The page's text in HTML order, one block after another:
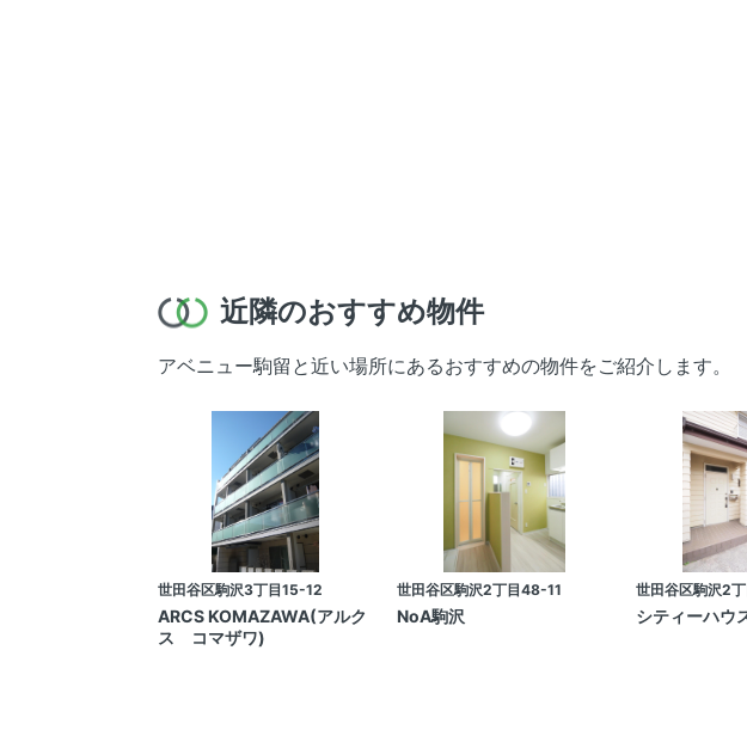
近隣のおすすめ物件
アベニュー駒留と近い場所にあるおすすめの物件をご紹介します。
世田谷区駒沢3丁目15-12
ARCS KOMAZAWA(アルク
ス コマザワ)
世田谷区駒沢2丁目48-11
NoA駒沢
世田谷区駒沢2
シティーハウ